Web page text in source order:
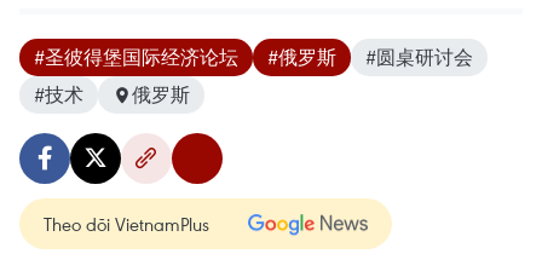
#圣彼得堡国际经济论坛 #俄罗斯
#圆桌研讨会
#技术
俄罗斯
Theo dõi VietnamPlus